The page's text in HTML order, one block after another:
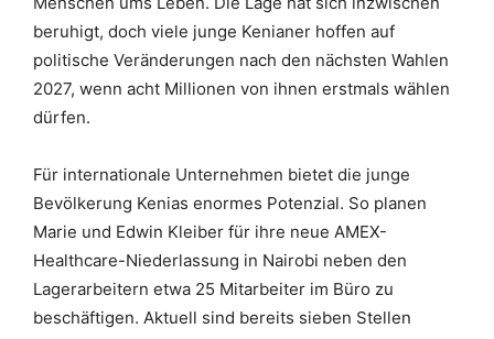
beruhigt, doch viele junge Kenianer hoffen auf
politische Veränderungen nach den nächsten Wahlen
2027, wenn acht Millionen von ihnen erstmals wählen
dürfen.
Für internationale Unternehmen bietet die junge
Bevölkerung Kenias enormes Potenzial. So planen
Marie und Edwin Kleiber für ihre neue AMEX-
Healthcare-Niederlassung in Nairobi neben den
Lagerarbeitern etwa 25 Mitarbeiter im Büro zu
beschäftigen. Aktuell sind bereits sieben Stellen